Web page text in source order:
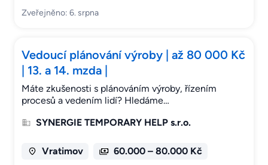
Zveřejněno: 6. srpna
Vedoucí plánování výroby | až 80 000 Kč
| 13. a 14. mzda |
Máte zkušenosti s plánováním výroby, řízením
procesů a vedením lidí? Hledáme…
SYNERGIE TEMPORARY HELP s.r.o.
Vratimov 60.000 – 80.000 Kč